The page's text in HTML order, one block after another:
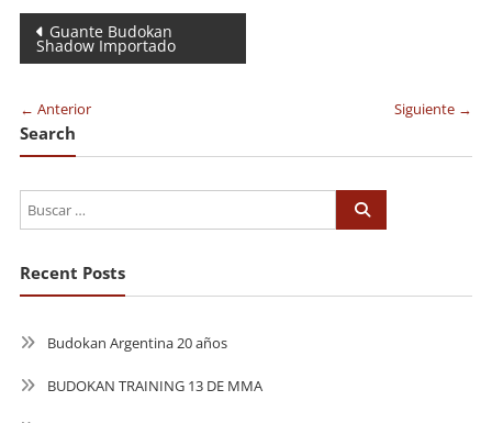
Navegación
de
entradas
Guante Budokan
Shadow Importado
← Anterior Siguiente →
Search
Recent Posts
Budokan Argentina 20 años
BUDOKAN TRAINING 13 DE MMA